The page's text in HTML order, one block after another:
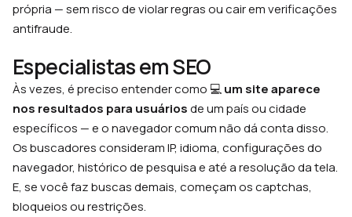
própria — sem risco de violar regras ou cair em verificações
antifraude.
Especialistas em SEO
Às vezes, é preciso entender como 💻um site aparece
nos resultados para usuáriosde um país ou cidade
específicos — e o navegador comum não dá conta disso.
Os buscadores consideram IP, idioma, configurações do
navegador, histórico de pesquisa e até a resolução da tela.
E, se você faz buscas demais, começam os captchas,
bloqueios ou restrições.